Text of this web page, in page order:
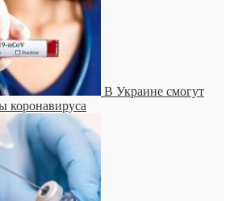
В Украине смогут
коронавируса